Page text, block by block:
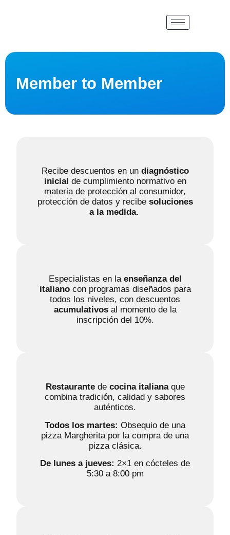
Member to Member
Recibe descuentos en un diagnóstico
inicial de cumplimiento normativo en
materia de protección al consumidor,
protección de datos y recibesoluciones
a la medida.
Especialistas en la enseñanza del
italianocon programas diseñados para
todos los niveles, con descuentos
acumulativosal momento de la
inscripción del 10%.
Restaurantede cocina italianaque
combina tradición, calidad y sabores
auténticos.
Todos los martes: Obsequio de una
pizza Margherita por la compra de una
pizza clásica.
De lunes a jueves: 2×1 en cócteles de
5:30 a 8:00 pm